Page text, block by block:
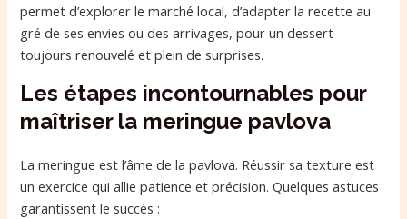
permet d’explorer le marché local, d’adapter la recette au
gré de ses envies ou des arrivages, pour un dessert
toujours renouvelé et plein de surprises.
Les étapes incontournables pour
maîtriser la meringue pavlova
La meringue est l’âme de la pavlova. Réussir sa texture est
un exercice qui allie patience et précision. Quelques astuces
garantissent le succès :